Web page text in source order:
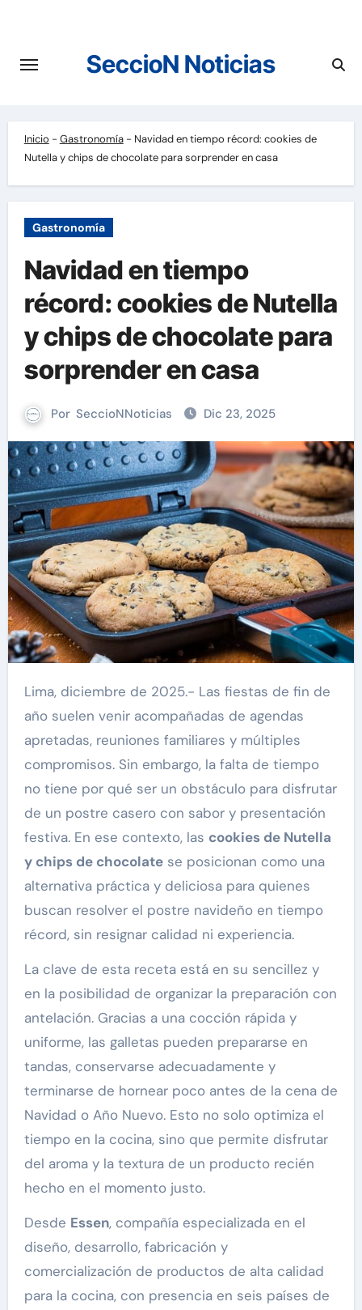
contenido
SeccioN Noticias
Inicio - Gastronomía- Navidad en tiempo récord: cookies de
Nutella y chips de chocolate para sorprender en casa
Gastronomía
Navidad en tiempo
récord: cookies de Nutella
y chips de chocolate para
sorprender en casa
Por SeccioNNoticias Dic 23, 2025
Lima, diciembre de 2025.- Las fiestas de fin de
año suelen venir acompañadas de agendas
apretadas, reuniones familiares y múltiples
compromisos. Sin embargo, la falta de tiempo
no tiene por qué ser un obstáculo para disfrutar
de un postre casero con sabor y presentación
festiva. En ese contexto, las cookies de Nutella
y chips de chocolatese posicionan como una
alternativa práctica y deliciosa para quienes
buscan resolver el postre navideño en tiempo
récord, sin resignar calidad ni experiencia.
La clave de esta receta está en su sencillez y
en la posibilidad de organizar la preparación con
antelación. Gracias a una cocción rápida y
uniforme, las galletas pueden prepararse en
tandas, conservarse adecuadamente y
terminarse de hornear poco antes de la cena de
Navidad o Año Nuevo. Esto no solo optimiza el
tiempo en la cocina, sino que permite disfrutar
del aroma y la textura de un producto recién
hecho en el momento justo.
Desde Essen, compañía especializada en el
diseño, desarrollo, fabricación y
comercialización de productos de alta calidad
para la cocina, con presencia en seis países de